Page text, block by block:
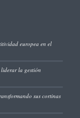
europea en el
la gestión
sus cortinas